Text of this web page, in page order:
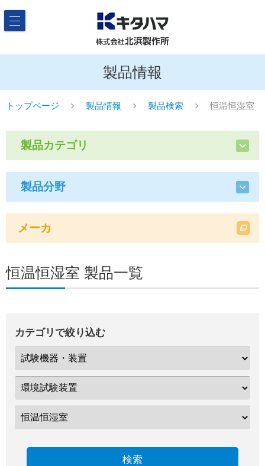
製品情報
トップページ 製品情報 製品検索 恒温恒湿室
製品カテゴリ
製品分野
メーカ
恒温恒湿室 製品一覧
カテゴリで絞り込む
検索